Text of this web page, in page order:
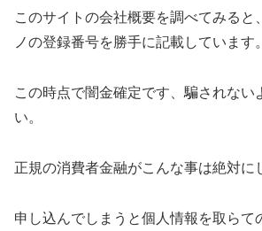
このサイトの会社概要を調べてみると
ノの登録番号を勝手に記載しています。
この時点で闇金確定です、騙されない
い。
正規の消費者金融がこんな事は絶対に
申し込んでしまうと個人情報を取らて